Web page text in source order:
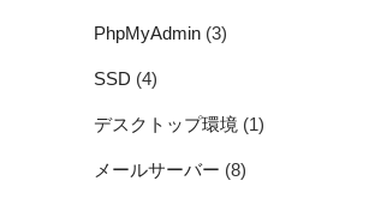
PhpMyAdmin (3)
SSD (4)
デスクトップ環境 (1)
メールサーバー (8)